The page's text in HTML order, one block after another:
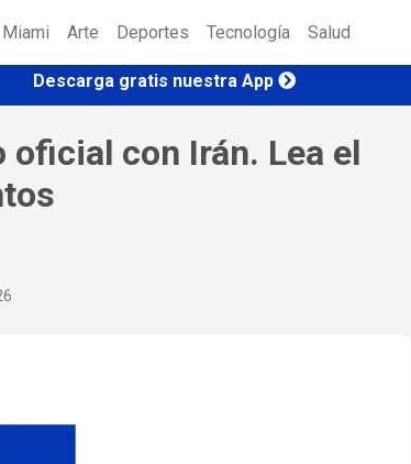
Miami Arte Deportes Tecnología Salud
Descarga gratis nuestra App
oficial con Irán. Lea el